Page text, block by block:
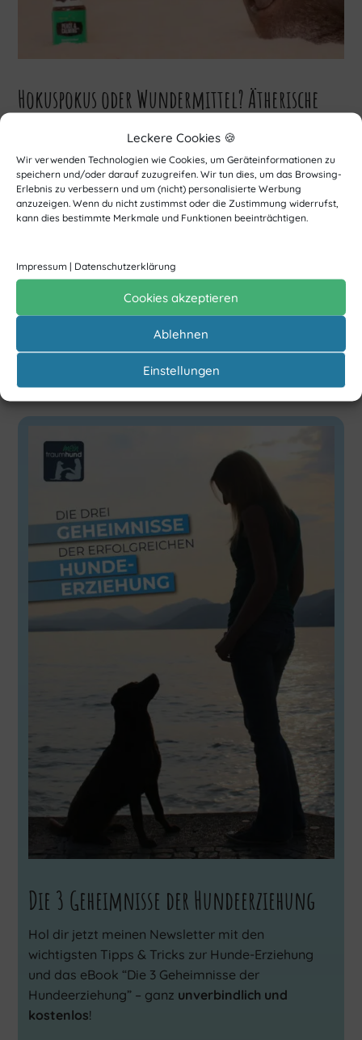
Leckere Cookies 🍪
Wir verwenden Technologien wie Cookies, um Geräteinformationen zu
speichern und/oder darauf zuzugreifen. Wir tun dies, um das Browsing-
Erlebnis zu verbessern und um (nicht) personalisierte Werbung
anzuzeigen. Wenn du nicht zustimmst oder die Zustimmung widerrufst,
kann dies bestimmte Merkmale und Funktionen beeinträchtigen.
Impressum | Datenschutzerklärung
Cookies akzeptieren
Ablehnen
Einstellungen
Hokuspokus oder Wundermittel? Ätherische
Öle im Hundetraining
vonChrissy|Nov. 29, 2019|Allgemein
Unruhe, Stress, Unsicherheit und Angst... sind
wohl die häufigsten Themen, die HINTER dem
Schwierigkeiten im Alltag stecken. Deswegen
sollten wir eben nicht nur am Problemverhalten
selbst (also dem "Symptom") ansetzen,
Die 3 Geheimnisse der Hundeerziehung
Hol dir jetzt meinen Newsletter mit den
wichtigsten Tipps & Tricks zur Hunde-Erziehung
und das eBook “Die 3 Geheimnisse der
Hundeerziehung” – ganz unverbindlich und
kostenlos!